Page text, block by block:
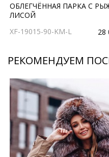
ОБЛЕГЧЁННАЯ ПАРКА С
ЛИСОЙ
XF-19015-90-KM-L
28
РЕКОМЕНДУЕМ